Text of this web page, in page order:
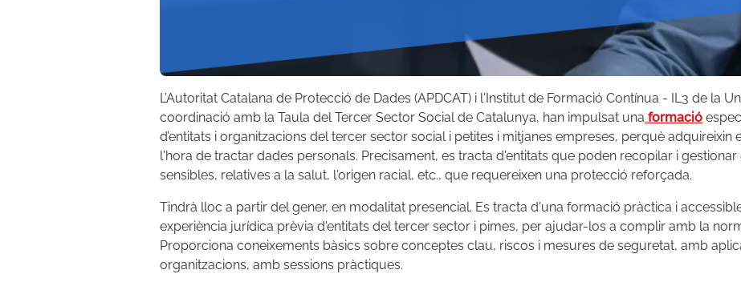
L’Autoritat Catalana de Protecció de Dades (APDCAT) i l'Institut de Formació Contínua - IL3 de la
coordinació amb la Taula del Tercer Sector Social de Catalunya, han impulsat una formació
d’entitats i organitzacions del tercer sector social i petites i mitjanes empreses, perquè adquireixin
l'hora de tractar dades personals. Precisament, es tracta d'entitats que poden recopilar i
sensibles, relatives a la salut, l'origen racial, etc., que requereixen una protecció reforçada.
Tindrà lloc a partir del gener, en modalitat presencial. Es tracta d'una formació pràctica i
experiència jurídica prèvia d'entitats del tercer sector i pimes, per ajudar-los a complir amb la
Proporciona coneixements bàsics sobre conceptes clau, riscos i mesures de seguretat, amb
organitzacions, amb sessions pràctiques.